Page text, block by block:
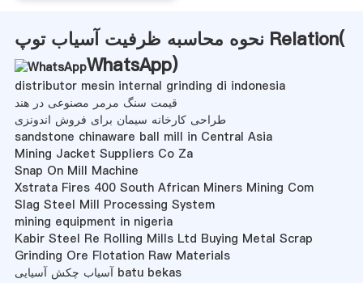
نحوه محاسبه ظرفیت آسیاب توپ Relation(
WhatsApp)
distributor mesin internal grinding di indonesia
قیمت سنگ مرمر مصنوعی در هند
طراحی کارخانه سیمان برای فروش اندونزی
sandstone chinaware ball mill in Central Asia
Mining Jacket Suppliers Co Za
Snap On Mill Machine
Xstrata Fires 400 South African Miners Mining Com
Slag Steel Mill Processing System
mining equipment in nigeria
Kabir Steel Re Rolling Mills Ltd Buying Metal Scrap
Grinding Ore Flotation Raw Materials
آسیاب چکش آسیایی batu bekas